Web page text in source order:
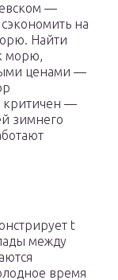
—
на
Найти
морю,
ценами —
критичен —
зимнего
t
между
время